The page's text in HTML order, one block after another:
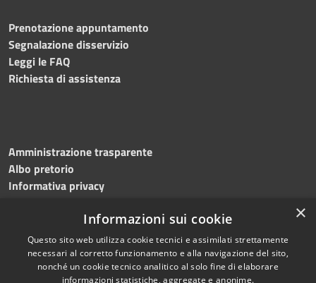
Prenotazione appuntamento
Segnalazione disservizio
Leggi le FAQ
Richiesta di assistenza
Amministrazione trasparente
Albo pretorio
Informativa privacy
Dichiarazione di accessibilità
×
Informazioni sui cookie
Questo sito web utilizza cookie tecnici e assimilati strettamente
necessari al corretto funzionamento e alla navigazione del sito,
nonché un cookie tecnico analitico al solo fine di elaborare
informazioni statistiche, aggregate e anonime.